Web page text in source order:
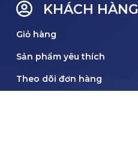
KHÁCH HÀNG
Giỏ hàng
Sản phẩm yêu thích
Theo dõi đơn hàng